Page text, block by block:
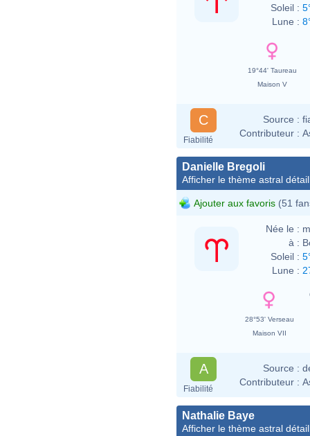
Soleil :
Lune :
19°44' Taureau
Maison V
C
Fiabilité
Source :
Contributeur :
Danielle Bregoli
Afficher le thème astral
Ajouter aux favoris (51
Née le :
à :
Soleil :
Lune :
28°53' Verseau
Maison VII
A
Fiabilité
Source :
Contributeur :
Nathalie Baye
Afficher le thème astral